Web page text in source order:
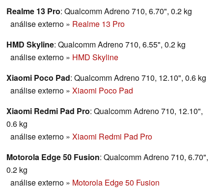
Realme 13 Pro: Qualcomm Adreno 710, 6.70", 0.2 kg
análise externo » Realme 13 Pro
HMD Skyline: Qualcomm Adreno 710, 6.55", 0.2 kg
análise externo » HMD Skyline
Xiaomi Poco Pad: Qualcomm Adreno 710, 12.10", 0.6 kg
análise externo » Xiaomi Poco Pad
Xiaomi Redmi Pad Pro: Qualcomm Adreno 710, 12.10",
0.6 kg
análise externo » Xiaomi Redmi Pad Pro
Motorola Edge 50 Fusion: Qualcomm Adreno 710, 6.70",
0.2 kg
análise externo » Motorola Edge 50 Fusion